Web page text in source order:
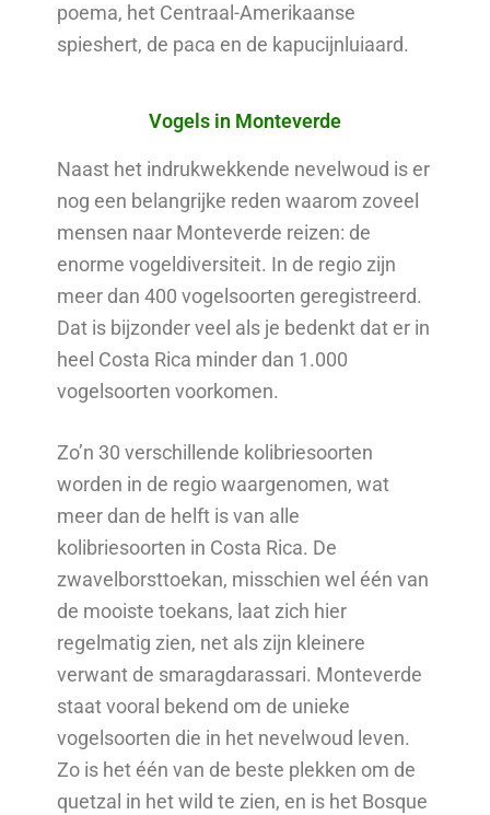
poema, het Centraal-Amerikaanse
spieshert, de paca en de kapucijnluiaard.
Vogels in Monteverde
Naast het indrukwekkende nevelwoud is er
nog een belangrijke reden waarom zoveel
mensen naar Monteverde reizen: de
enorme vogeldiversiteit. In de regio zijn
meer dan 400 vogelsoorten geregistreerd.
Dat is bijzonder veel als je bedenkt dat er in
heel Costa Rica minder dan 1.000
vogelsoorten voorkomen.
Zo’n 30 verschillende kolibriesoorten
worden in de regio waargenomen, wat
meer dan de helft is van alle
kolibriesoorten in Costa Rica. De
zwavelborsttoekan, misschien wel één van
de mooiste toekans, laat zich hier
regelmatig zien, net als zijn kleinere
verwant de smaragdarassari. Monteverde
staat vooral bekend om de unieke
vogelsoorten die in het nevelwoud leven.
Zo is het één van de beste plekken om de
quetzal in het wild te zien, en is het Bosque